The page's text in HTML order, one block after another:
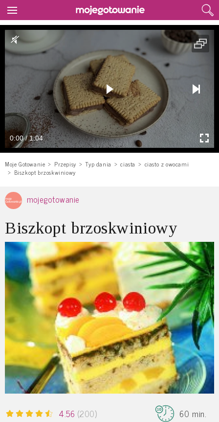
0:00 / 1:04
Moje Gotowanie Przepisy Typ dania ciasta
ciasto z owocami
Biszkopt brzoskwiniowy
mojegotowanie
Biszkopt brzoskwiniowy
4.56 (200) 60 min.